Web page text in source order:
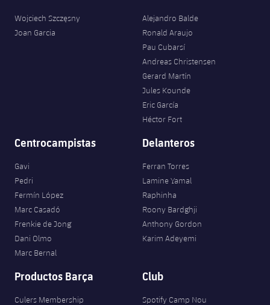
Wojciech Szczęsny
Joan Garcia
Alejandro Balde
Ronald Araujo
Pau Cubarsí
Andreas Christensen
Gerard Martín
Jules Kounde
Eric García
Héctor Fort
Centrocampistas
Gavi
Pedri
Fermín López
Marc Casadó
Frenkie de Jong
Dani Olmo
Marc Bernal
Delanteros
Ferran Torres
Lamine Yamal
Raphinha
Roony Bardghji
Anthony Gordon
Karim Adeyemi
Productos Barça
Culers Membership
Club
Spotify Camp Nou